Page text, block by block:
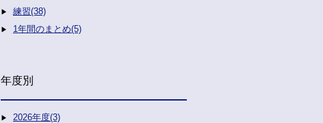
練習(38)
1年間のまとめ(5)
年度別
2026年度(3)